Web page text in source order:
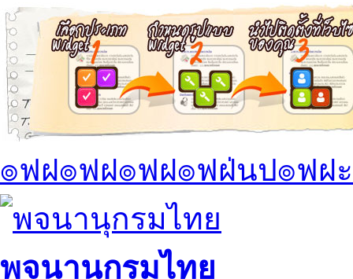
๏ฟฝ๏ฟฝ๏ฟฝ๏ฟฝ่นป๏ฟฝ
พจนานุกรมไทย